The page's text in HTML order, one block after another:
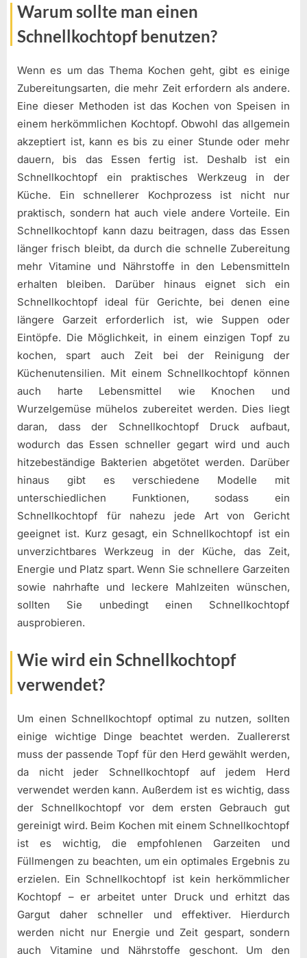
Warum sollte man einen
Schnellkochtopf benutzen?
Wenn es um das Thema Kochen geht, gibt es einige
Zubereitungsarten, die mehr Zeit erfordern als andere.
Eine dieser Methoden ist das Kochen von Speisen in
einem herkömmlichen Kochtopf. Obwohl das allgemein
akzeptiert ist, kann es bis zu einer Stunde oder mehr
dauern, bis das Essen fertig ist. Deshalb ist ein
Schnellkochtopf ein praktisches Werkzeug in der
Küche. Ein schnellerer Kochprozess ist nicht nur
praktisch, sondern hat auch viele andere Vorteile. Ein
Schnellkochtopf kann dazu beitragen, dass das Essen
länger frisch bleibt, da durch die schnelle Zubereitung
mehr Vitamine und Nährstoffe in den Lebensmitteln
erhalten bleiben. Darüber hinaus eignet sich ein
Schnellkochtopf ideal für Gerichte, bei denen eine
längere Garzeit erforderlich ist, wie Suppen oder
Eintöpfe. Die Möglichkeit, in einem einzigen Topf zu
kochen, spart auch Zeit bei der Reinigung der
Küchenutensilien. Mit einem Schnellkochtopf können
auch harte Lebensmittel wie Knochen und
Wurzelgemüse mühelos zubereitet werden. Dies liegt
daran, dass der Schnellkochtopf Druck aufbaut,
wodurch das Essen schneller gegart wird und auch
hitzebeständige Bakterien abgetötet werden. Darüber
hinaus gibt es verschiedene Modelle mit
unterschiedlichen Funktionen, sodass ein
Schnellkochtopf für nahezu jede Art von Gericht
geeignet ist. Kurz gesagt, ein Schnellkochtopf ist ein
unverzichtbares Werkzeug in der Küche, das Zeit,
Energie und Platz spart. Wenn Sie schnellere Garzeiten
sowie nahrhafte und leckere Mahlzeiten wünschen,
sollten Sie unbedingt einen Schnellkochtopf
ausprobieren.
Wie wird ein Schnellkochtopf
verwendet?
Um einen Schnellkochtopf optimal zu nutzen, sollten
einige wichtige Dinge beachtet werden. Zuallererst
muss der passende Topf für den Herd gewählt werden,
da nicht jeder Schnellkochtopf auf jedem Herd
verwendet werden kann. Außerdem ist es wichtig, dass
der Schnellkochtopf vor dem ersten Gebrauch gut
gereinigt wird. Beim Kochen mit einem Schnellkochtopf
ist es wichtig, die empfohlenen Garzeiten und
Füllmengen zu beachten, um ein optimales Ergebnis zu
erzielen. Ein Schnellkochtopf ist kein herkömmlicher
Kochtopf – er arbeitet unter Druck und erhitzt das
Gargut daher schneller und effektiver. Hierdurch
werden nicht nur Energie und Zeit gespart, sondern
auch Vitamine und Nährstoffe geschont. Um den